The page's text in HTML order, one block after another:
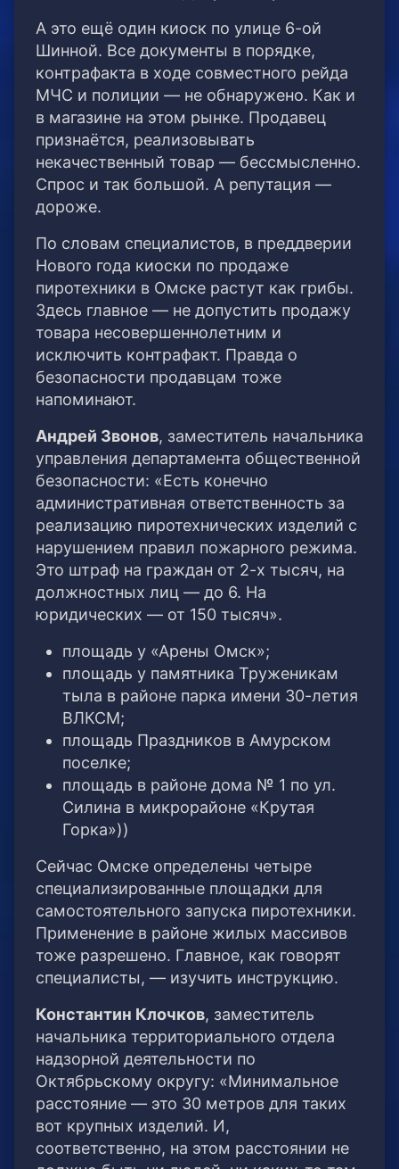
А это ещё один киоск по улице 6-ой
Шинной. Все документы в порядке,
контрафакта в ходе совместного рейда
МЧС и полиции — не обнаружено. Как и
в магазине на этом рынке. Продавец
признаётся, реализовывать
некачественный товар — бессмысленно.
Спрос и так большой. А репутация —
дороже.
По словам специалистов, в преддверии
Нового года киоски по продаже
пиротехники в Омске растут как грибы.
Здесь главное — не допустить продажу
товара несовершеннолетним и
исключить контрафакт. Правда о
безопасности продавцам тоже
напоминают.
Андрей Звонов, заместитель начальника
управления департамента общественной
безопасности: «Есть конечно
административная ответственность за
реализацию пиротехнических изделий с
нарушением правил пожарного режима.
Это штраф на граждан от 2-х тысяч, на
должностных лиц — до 6. На
юридических — от 150 тысяч».
площадь у «Арены Омск»;
площадь у памятника Труженикам
тыла в районе парка имени 30-летия
ВЛКСМ;
площадь Праздников в Амурском
поселке;
площадь в районе дома № 1 по ул.
Силина в микрорайоне «Крутая
Горка»))
Сейчас Омске определены четыре
специализированные площадки для
самостоятельного запуска пиротехники.
Применение в районе жилых массивов
тоже разрешено. Главное, как говорят
специалисты, — изучить инструкцию.
Константин Клочков, заместитель
начальника территориального отдела
надзорной деятельности по
Октябрьскому округу: «Минимальное
расстояние — это 30 метров для таких
вот крупных изделий. И,
соответственно, на этом расстоянии не